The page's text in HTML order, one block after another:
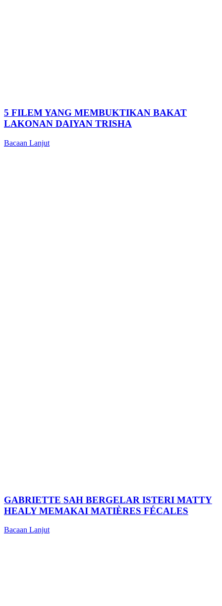
5 FILEM YANG MEMBUKTIKAN BAKAT
LAKONAN DAIYAN TRISHA
Bacaan Lanjut
GABRIETTE SAH BERGELAR ISTERI MATTY
HEALY MEMAKAI MATIÈRES FÉCALES
Bacaan Lanjut